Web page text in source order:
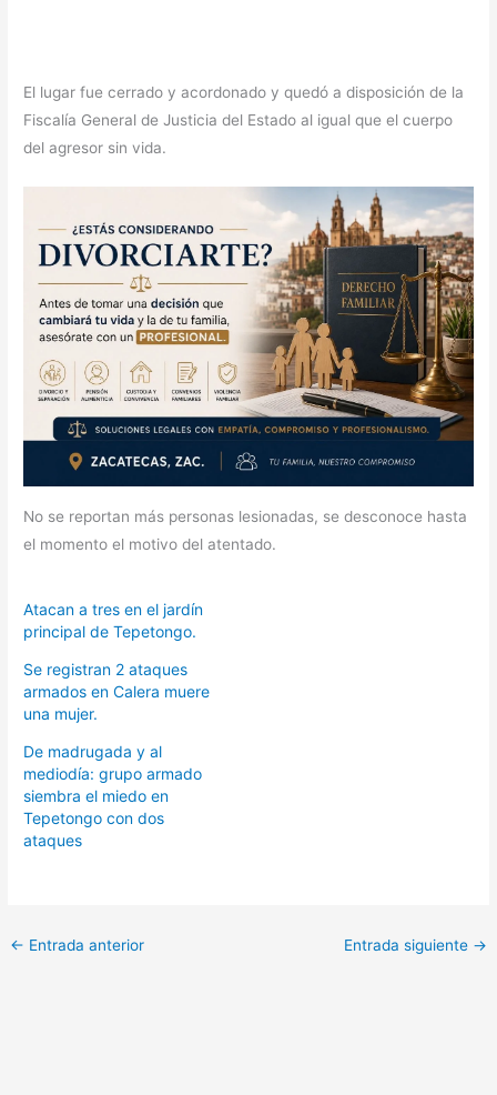
El lugar fue cerrado y acordonado y quedó a disposición de la
Fiscalía General de Justicia del Estado al igual que el cuerpo
del agresor sin vida.
No se reportan más personas lesionadas, se desconoce hasta
el momento el motivo del atentado.
Atacan a tres en el jardín
principal de Tepetongo.
Se registran 2 ataques
armados en Calera muere
una mujer.
De madrugada y al
mediodía: grupo armado
siembra el miedo en
Tepetongo con dos
ataques
← Entrada anterior Entrada siguiente →